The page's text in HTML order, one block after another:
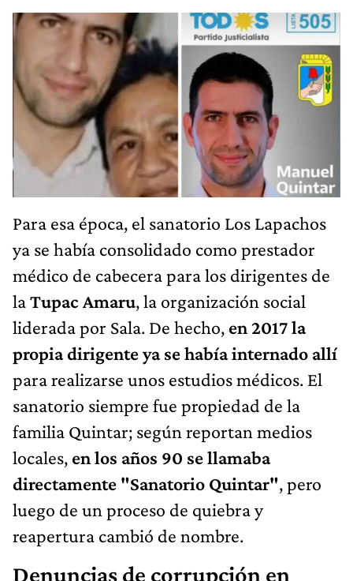
Para esa época, el sanatorio Los Lapachos
ya se había consolidado como prestador
médico de cabecera para los dirigentes de
laTupac Amaru, la organización social
liderada por Sala. De hecho, en 2017 la
propia dirigente ya se había internado allí
para realizarse unos estudios médicos. El
sanatorio siempre fue propiedad de la
familia Quintar; según reportan medios
locales, en los años 90 se llamaba
directamente "Sanatorio Quintar", pero
luego de un proceso de quiebra y
reapertura cambió de nombre.
Denuncias de corrupción en